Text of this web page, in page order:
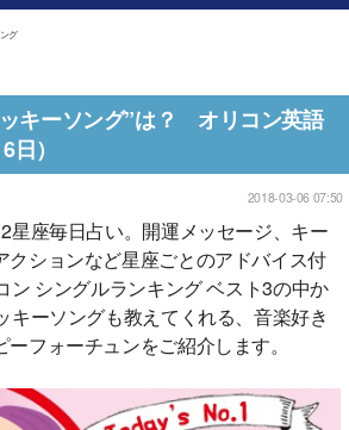
グ
キーソング”は？ オリコン英語
）
2018-03-06 07:50
座毎日占い。開運メッセージ、キー
クションなど星座ごとのアドバイス付
ン シングルランキング ベスト3の中か
キーソングも教えてくれる、音楽好き
フォーチュンをご紹介します。